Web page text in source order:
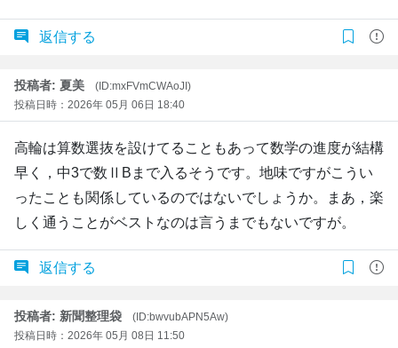
返信する
投稿者: 夏美
(ID:mxFVmCWAoJI)
投稿日時：2026年 05月 06日 18:40
高輪は算数選抜を設けてることもあって数学の進度が結構
早く，中3で数ⅡBまで入るそうです。地味ですがこうい
ったことも関係しているのではないでしょうか。まあ，楽
しく通うことがベストなのは言うまでもないですが。
返信する
投稿者: 新聞整理袋
(ID:bwvubAPN5Aw)
投稿日時：2026年 05月 08日 11:50